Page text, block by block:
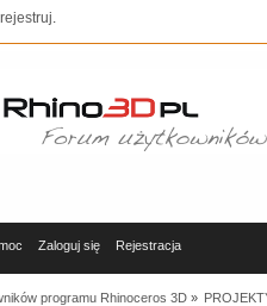
.
Zaloguj się Rejestracja
programu Rhinoceros 3D»